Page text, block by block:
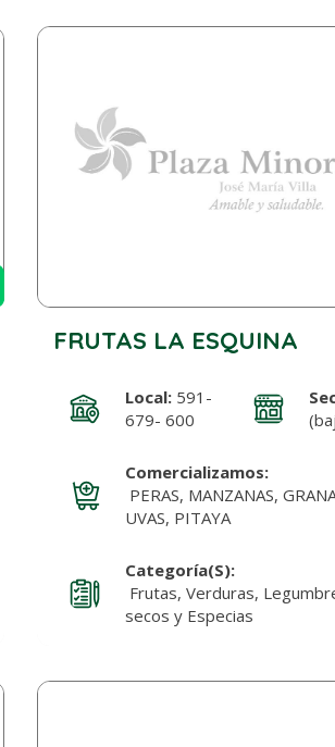
FRUTAS LA ESQUINA
Local:591-
679- 600
Comercializamos:
PERAS, MANZANAS,
UVAS, PITAYA
Categoría(s):
Frutas, Verduras,
secos y Especias